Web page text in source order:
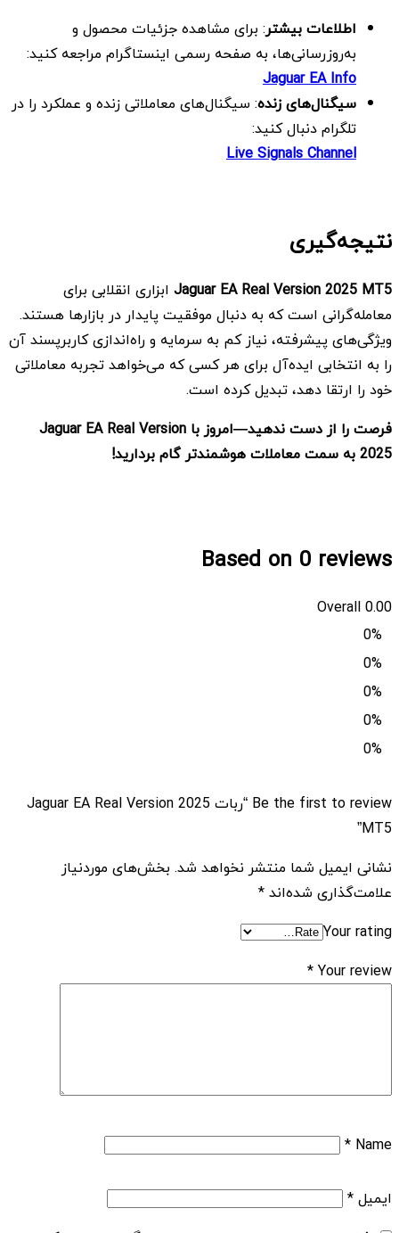
اطلاعات بیشتر: برای مشاهده جزئیات محصول و
به‌روزرسانی‌ها، به صفحه رسمی اینستاگرام مراجعه کنید:
Jaguar EA Info
سیگنال‌های زنده: سیگنال‌های معاملاتی زنده و عملکرد را در
تلگرام دنبال کنید:
Live Signals Channel
نتیجه‌گیری
Jaguar EA Real Version 2025 MT5 ابزاری انقلابی برای
معامله‌گرانی است که به دنبال موفقیت پایدار در بازارها هستند.
ویژگی‌های پیشرفته، نیاز کم به سرمایه و راه‌اندازی کاربرپسند آن
را به انتخابی ایده‌آل برای هر کسی که می‌خواهد تجربه معاملاتی
خود را ارتقا دهد، تبدیل کرده است.
فرصت را از دست ندهید—امروز با Jaguar EA Real Version
2025به سمت معاملات هوشمندتر گام بردارید!
Based on 0 reviews
0.00
Overall
0%
0%
0%
0%
0%
Be the first to review “ربات Jaguar EA Real Version 2025
MT5”
نشانی ایمیل شما منتشر نخواهد شد. بخش‌های موردنیاز
علامت‌گذاری شده‌اند*
Your rating
Your review
*
Name
*
ایمیل*